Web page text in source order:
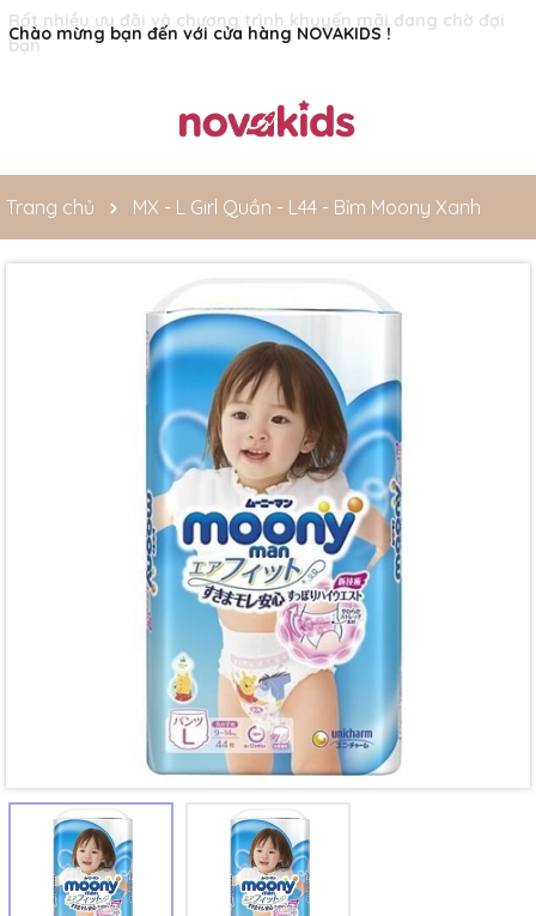
Rất nhiều ưu đãi và chương trình khuyến mãi đang chờ đợi
bạn
Trang chủ MX - L Girl Quần - L44 - Bỉm Moony Xanh